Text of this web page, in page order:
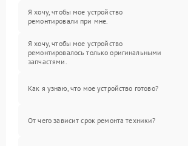
Я хочу, чтобы мое устройство
ремонтировали при мне.
Я хочу, чтобы мое устройство
ремонтировалось только оригинальными
запчастями.
Как я узнаю, что мое устройство готово?
От чего зависит срок ремонта техники?